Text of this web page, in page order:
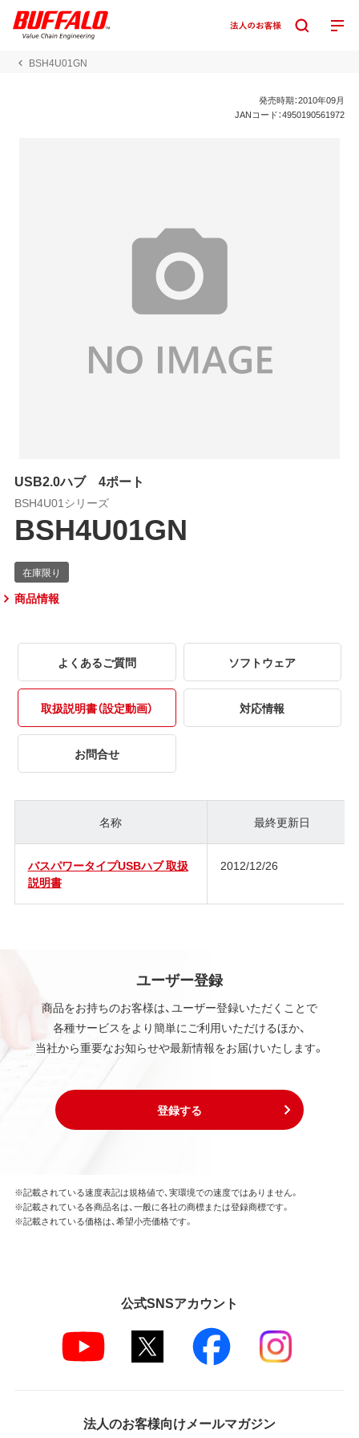
BSH4U01GN
発売時期：2010年09月
JANコード：4950190561972
USB2.0ハブ 4ポート
BSH4U01シリーズ
BSH4U01GN
商品情報
よくあるご質問 ソフトウェア
取扱説明書（設定動画） 対応情報
お問合せ
名称 最終更新日
バスパワータイプUSBハブ 取扱
説明書
2012/12/26
ユーザー登録
商品をお持ちのお客様は、ユーザー登録いただくことで
各種サービスをより簡単にご利用いただけるほか、
当社から重要なお知らせや最新情報をお届けいたします。
登録する
※記載されている速度表記は規格値で、実環境での速度ではありません。
※記載されている各商品名は、一般に各社の商標または登録商標です。
※記載されている価格は、希望小売価格です。
公式SNSアカウント
法人のお客様向けメールマガジン